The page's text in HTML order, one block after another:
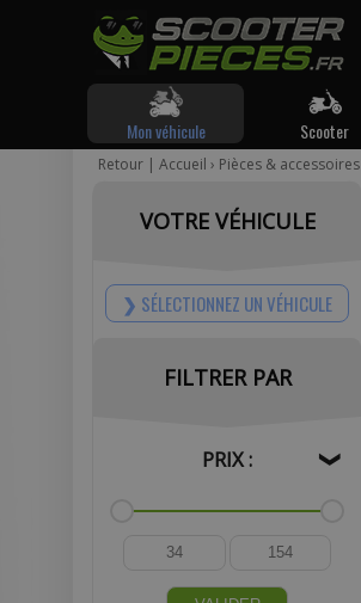
Mon véhicule Scooter
Retour | Accueil › Pièces & accessoires
VOTRE VÉHICULE
SÉLECTIONNEZ UN VÉHICULE
FILTRER PAR
PRIX : ❯